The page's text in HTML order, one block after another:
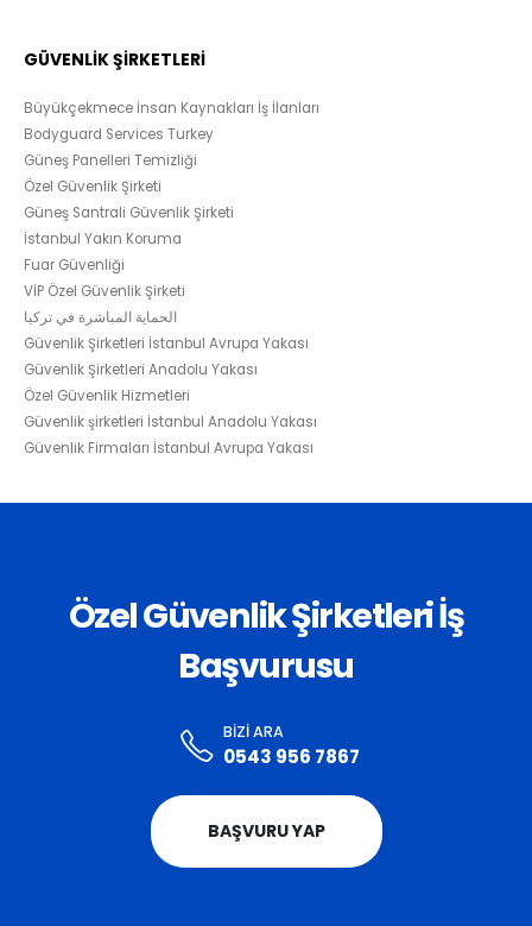
GÜVENLİK ŞİRKETLERİ
Büyükçekmece İnsan Kaynakları İş İlanları
Bodyguard Services Turkey
Güneş Panelleri Temizliği
Özel Güvenlik Şirketi
Güneş Santrali Güvenlik Şirketi
İstanbul Yakın Koruma
Fuar Güvenliği
VİP Özel Güvenlik Şirketi
الحماية المباشرة في تركيا
Güvenlik Şirketleri İstanbul Avrupa Yakası
Güvenlik Şirketleri Anadolu Yakası
Özel Güvenlik Hizmetleri
Güvenlik şirketleri İstanbul Anadolu Yakası
Güvenlik Firmaları İstanbul Avrupa Yakası
Özel Güvenlik Şirketleri İş
Başvurusu
BIZI ARA
0543 956 7867
BAŞVURU YAP